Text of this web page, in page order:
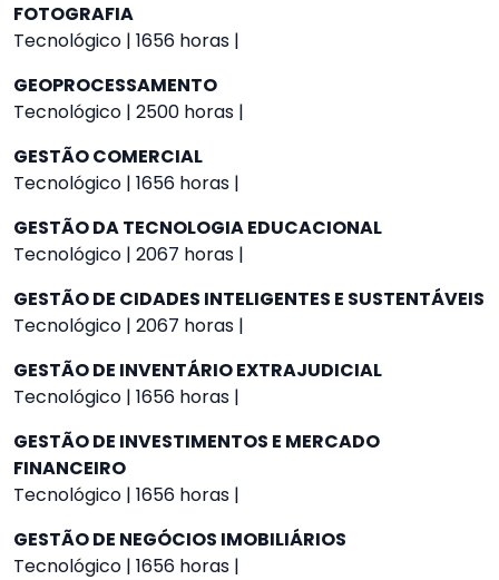
FOTOGRAFIA
Tecnológico | 1656 horas |
GEOPROCESSAMENTO
Tecnológico | 2500 horas |
GESTÃO COMERCIAL
Tecnológico | 1656 horas |
GESTÃO DA TECNOLOGIA EDUCACIONAL
Tecnológico | 2067 horas |
GESTÃO DE CIDADES INTELIGENTES E SUSTENTÁVEIS
Tecnológico | 2067 horas |
GESTÃO DE INVENTÁRIO EXTRAJUDICIAL
Tecnológico | 1656 horas |
GESTÃO DE INVESTIMENTOS E MERCADO
FINANCEIRO
Tecnológico | 1656 horas |
GESTÃO DE NEGÓCIOS IMOBILIÁRIOS
Tecnológico | 1656 horas |